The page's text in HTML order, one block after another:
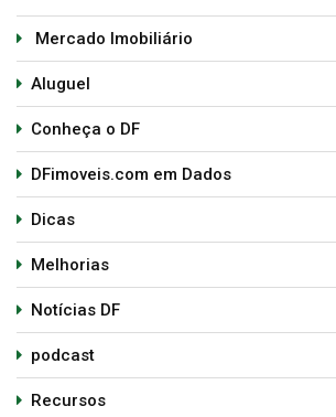
Mercado Imobiliário
Aluguel
Conheça o DF
DFimoveis.com em Dados
Dicas
Melhorias
Notícias DF
podcast
Recursos